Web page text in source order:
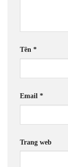
Tên *
Email *
Trang web